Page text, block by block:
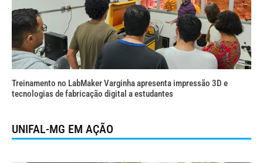
Treinamento no LabMaker Varginha apresenta impressão 3D e
tecnologias de fabricação digital a estudantes
UNIFAL-MG EM AÇÃO